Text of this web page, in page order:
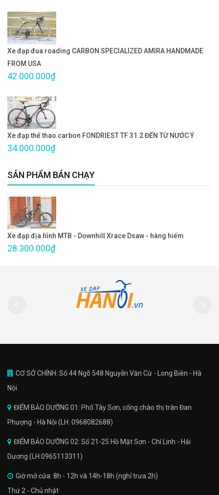
Xe đạp đua roading CARBON SPECIALIZED AMIRA HANDMADE
FROM USA
42.000.000₫
Xe đạp thể thao carbon FONDRIEST TF 31.2 ĐẾN TỪ NƯỚC Ý
34.000.000₫
SẢN PHẨM BÁN CHẠY
Xe đạp địa hình MTB - Downhill Xrace Dsaw - hàng hiếm
28.300.000₫
CƠ SỞ CHÍNH: Số 44 Ngõ 548 Nguyễn Văn Cừ - Long Biên - Hà
Nội
ĐIỂM BẢO DƯỠNG 01: Phố Tây Sơn, cổng chào thị trân Đan
Phượng - Hà Nội (LH: 0968082688)
ĐIỂM BẢO DƯỠNG 02: Số 21-25 Hồ Mặt Sơn - Chí Linh - Hải
Dương (LH:0965113311)
Giờ mở cửa: 8h - 12h và 14h-18h (nghỉ trưa 2h)
Thứ 2 - Chủ nhật